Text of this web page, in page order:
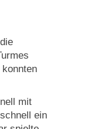
mit
ein